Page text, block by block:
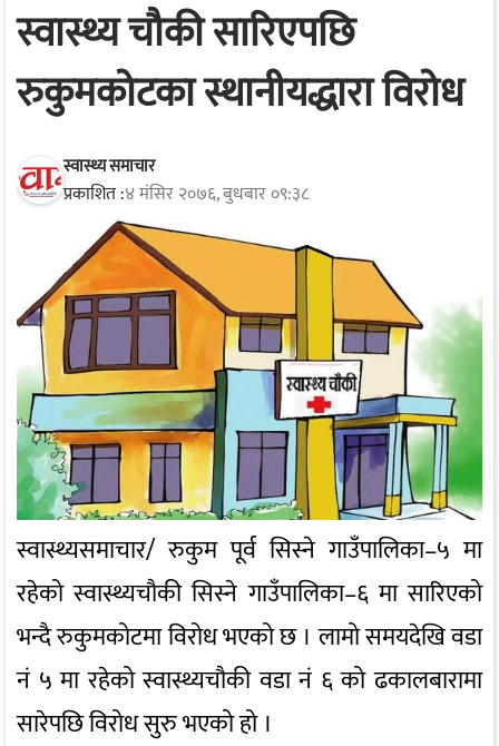
स्वास्थ्य चौकी सारिएपछि
रुकुमकोटका स्थानीयद्धारा विरोध
स्वास्थ्य समाचार
प्रकाशित :४ मंसिर २०७६, बुधबार ०९:३८
स्वास्थ्यसमाचार/ रुकुम पूर्व सिस्ने गाउँपालिका–५ मा
रहेको स्वास्थ्यचौकी सिस्ने गाउँपालिका–६ मा सारिएको
भन्दै रुकुमकोटमा विरोध भएको छ । लामो समयदेखि वडा
नं ५ मा रहेको स्वास्थ्यचौकी वडा नं ६ को ढकालबारामा
सारेपछि विरोध सुरु भएको हो ।